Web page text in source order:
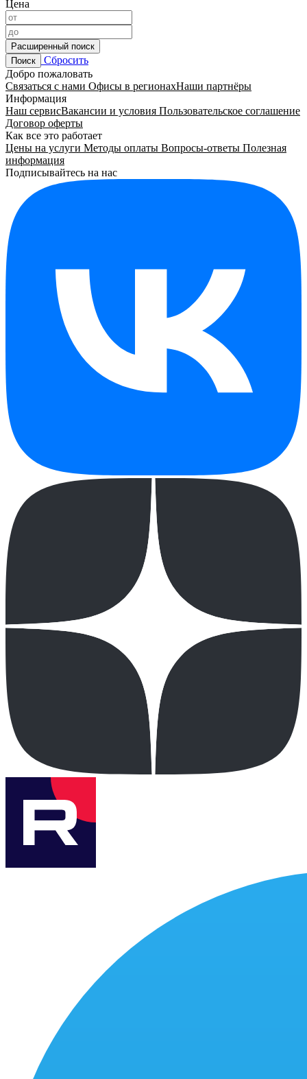
Цена
Расширенный поиск
Поиск
Сбросить
Добро пожаловать
Связаться с нами Офисы в регионахНаши партнёры
Информация
Наш сервисВакансии и условия Пользовательское соглашение
Договор оферты
Как все это работает
Цены на услуги Методы оплаты Вопросы-ответы Полезная
информация
Подписывайтесь на нас